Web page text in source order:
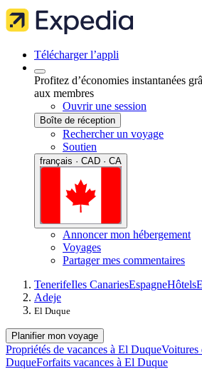
Télécharger l’appli
Profitez d’économies instantanées
aux membres
Ouvrir une session
Boîte de réception
Rechercher un voyage
Soutien
français · CAD · CA
Annoncer mon hébergement
Voyages
Partager mes commentaires
TenerifeIles CanariesEspagneHôtels
Adeje
El Duque
Planifier mon voyage
Propriétés de vacances à El DuqueVoitures
DuqueForfaits vacances à El Duque